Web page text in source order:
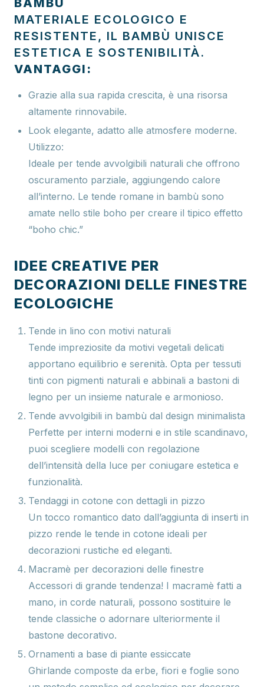
BAMBÙ
MATERIALE ECOLOGICO E
RESISTENTE, IL BAMBÙ UNISCE
ESTETICA E SOSTENIBILITÀ.
VANTAGGI:
Grazie alla sua rapida crescita, è una risorsa
altamente rinnovabile.
Look elegante, adatto alle atmosfere moderne.
Utilizzo:
Ideale per tende avvolgibili naturali che offrono
oscuramento parziale, aggiungendo calore
all’interno. Le tende romane in bambù sono
amate nello stile boho per creare il tipico effetto
“boho chic.”
IDEE CREATIVE PER
DECORAZIONI DELLE FINESTRE
ECOLOGICHE
Tende in lino con motivi naturali
Tende impreziosite da motivi vegetali delicati
apportano equilibrio e serenità. Opta per tessuti
tinti con pigmenti naturali e abbinali a bastoni di
legno per un insieme naturale e armonioso.
Tende avvolgibili in bambù dal design minimalista
Perfette per interni moderni e in stile scandinavo,
puoi scegliere modelli con regolazione
dell’intensità della luce per coniugare estetica e
funzionalità.
Tendaggi in cotone con dettagli in pizzo
Un tocco romantico dato dall’aggiunta di inserti in
pizzo rende le tende in cotone ideali per
decorazioni rustiche ed eleganti.
Macramè per decorazioni delle finestre
Accessori di grande tendenza! I macramè fatti a
mano, in corde naturali, possono sostituire le
tende classiche o adornare ulteriormente il
bastone decorativo.
Ornamenti a base di piante essiccate
Ghirlande composte da erbe, fiori e foglie sono